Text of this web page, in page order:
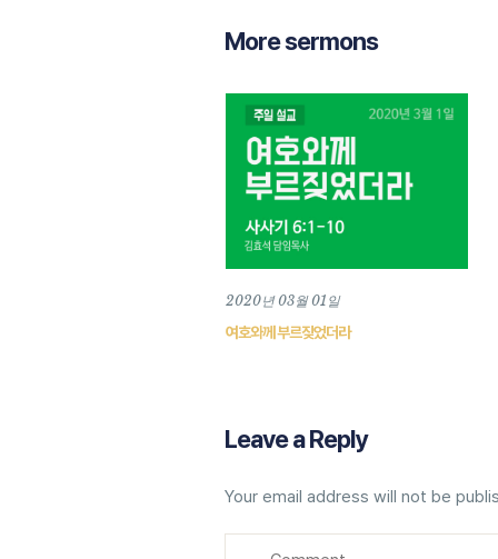
More sermons
2020년 03월 01일
여호와께 부르짖었더라
Leave a Reply
Your email address will not be